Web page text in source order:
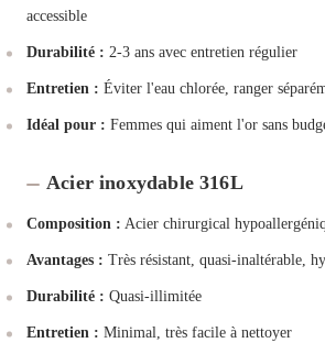
accessible
Durabilité : 2-3 ans avec entretien régulier
Entretien : Éviter l'eau chlorée, ranger
Idéal pour : Femmes qui aiment l'or sans
Acier inoxydable 316L
Composition : Acier chirurgical
Avantages : Très résistant, quasi-inaltérable,
Durabilité : Quasi-illimitée
Entretien : Minimal, très facile à nettoyer